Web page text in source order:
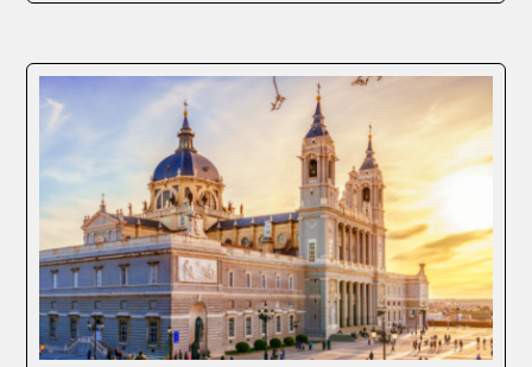
La Metodología Lean ha emergido como
una estrategia esencial en la optimización
de procesos organizacionales, permitiendo
la reducción de desperdicios, la mejora de
la eficiencia y la maximización del valor
percibido por el cliente. Originada en el...